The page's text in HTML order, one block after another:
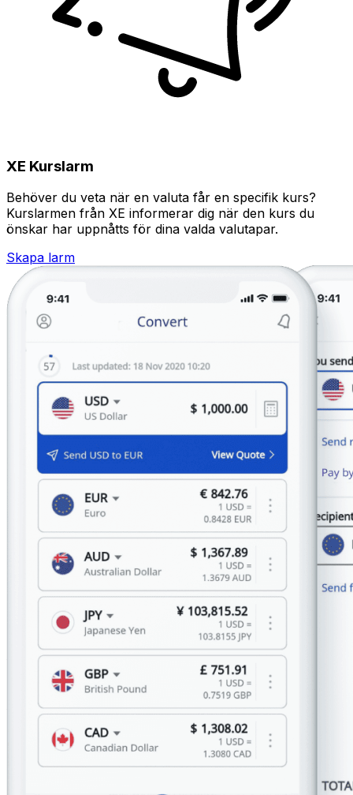
XE Kurslarm
Behöver du veta när en valuta får en specifik kurs?
Kurslarmen från XE informerar dig när den kurs du
önskar har uppnåtts för dina valda valutapar.
Skapa larm